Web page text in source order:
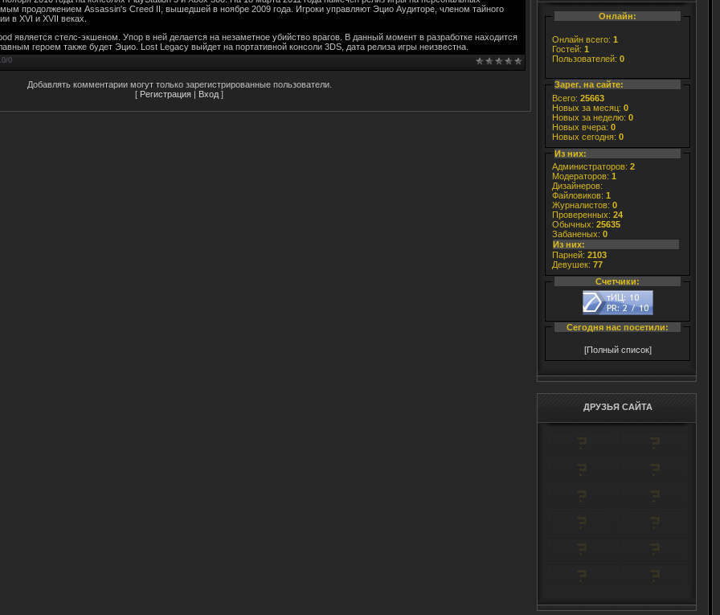
продолжением Assassin's Creed II, вышедшей в ноябре 2009 года. Игроки управляют Эцио Аудиторе, членом тайного
в XVI и XVII веках.
является стелс-экшеном. Упор в ней делается на незаметное убийство врагов. В данный момент в разработке находится
героем также будет Эцио. Lost Legacy выйдет на портативной консоли 3DS, дата релиза игры неизвестна.
/0
Добавлять комментарии могут только зарегистрированные пользователи.
[ Регистрация | Вход ]
Онлайн:
Онлайн всего: 1
Гостей: 1
Пользователей: 0
Зарег. на сайте:
Всего: 25663
Новых за месяц: 0
Новых за неделю: 0
Новых вчера: 0
Новых сегодня: 0
Из них:
Администраторов: 2
Модераторов: 1
Дизайнеров:
Файловиков: 1
Журналистов: 0
Проверенных: 24
Обычных: 25635
Забаненых: 0
Из них:
Парней: 2103
Девушек: 77
Счетчики:
Сегодня нас посетили:
[Полный список]
ДРУЗЬЯ САЙТА